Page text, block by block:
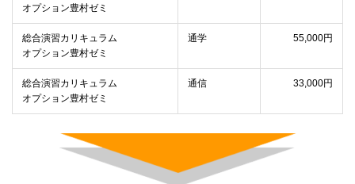
オプション豊村ゼミ
総合演習カリキュラム
オプション豊村ゼミ
通学 55,000円
総合演習カリキュラム
オプション豊村ゼミ
通信 33,000円